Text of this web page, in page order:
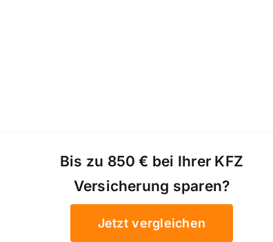
Bis zu 850 € bei Ihrer KFZ
Versicherung sparen?
Jetzt vergleichen